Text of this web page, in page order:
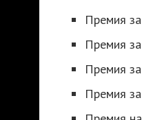
Премия
Премия
Премия
Премия